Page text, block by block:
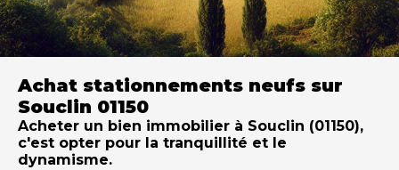
Achat stationnements neufs sur
Souclin 01150
Acheter un bien immobilier à Souclin (01150),
c'est opter pour la tranquillité et le
dynamisme.